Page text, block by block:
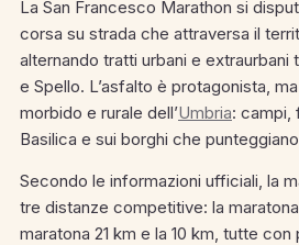
La San Francesco Marathon si
corsa su strada che attraversa il
alternando tratti urbani e extraurbani
e Spello. L’asfalto è protagonista,
morbido e rurale dell’Umbria: campi,
Basilica e sui borghi che
Secondo le informazioni ufficiali, la
tre distanze competitive: la
maratona 21 km e la 10 km, tutte